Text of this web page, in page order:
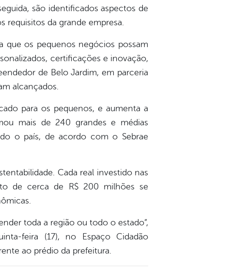
são identificados aspectos de
requisitos da grande empresa.
que os pequenos negócios possam
certificações e inovação,
de Belo Jardim, em parceria
alcançados.
para os pequenos, e aumenta a
mais de 240 grandes e médias
o país, de acordo com o Sebrae
Cada real investido nas
de cerca de R$ 200 milhões se
toda a região ou todo o estado”,
feira (17), no Espaço Cidadão
ao prédio da prefeitura.